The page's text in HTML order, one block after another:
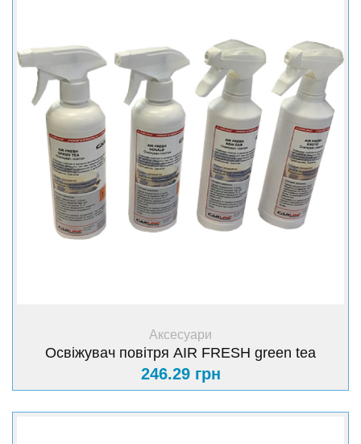
Аксесуари
Освіжувач повітря AIR FRESH green tea
246.29 грн